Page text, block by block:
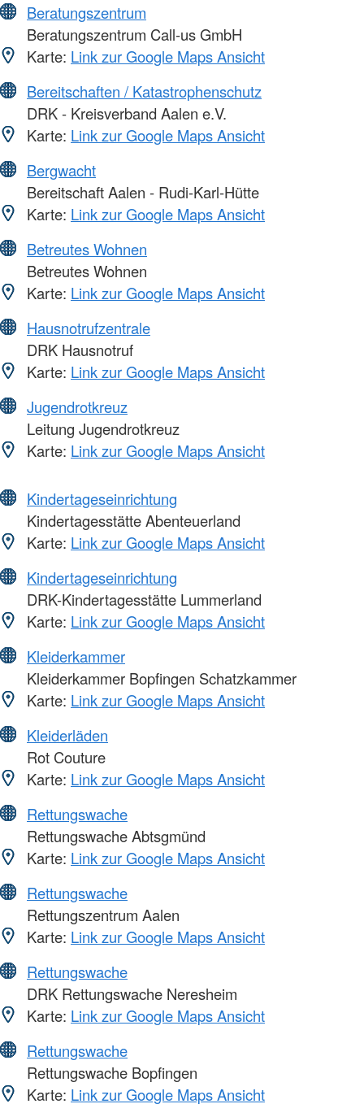
Beratungszentrum
Beratungszentrum Call-us GmbH
Karte: Link zur Google Maps Ansicht
Bereitschaften / Katastrophenschutz
DRK - Kreisverband Aalen e.V.
Karte: Link zur Google Maps Ansicht
Bergwacht
Bereitschaft Aalen - Rudi-Karl-Hütte
Karte: Link zur Google Maps Ansicht
Betreutes Wohnen
Betreutes Wohnen
Karte: Link zur Google Maps Ansicht
Hausnotrufzentrale
DRK Hausnotruf
Karte: Link zur Google Maps Ansicht
Jugendrotkreuz
Leitung Jugendrotkreuz
Karte: Link zur Google Maps Ansicht
Kindertageseinrichtung
Kindertagesstätte Abenteuerland
Karte: Link zur Google Maps Ansicht
Kindertageseinrichtung
DRK-Kindertagesstätte Lummerland
Karte: Link zur Google Maps Ansicht
Kleiderkammer
Kleiderkammer Bopfingen Schatzkammer
Karte: Link zur Google Maps Ansicht
Kleiderläden
Rot Couture
Karte: Link zur Google Maps Ansicht
Rettungswache
Rettungswache Abtsgmünd
Karte: Link zur Google Maps Ansicht
Rettungswache
Rettungszentrum Aalen
Karte: Link zur Google Maps Ansicht
Rettungswache
DRK Rettungswache Neresheim
Karte: Link zur Google Maps Ansicht
Rettungswache
Rettungswache Bopfingen
Karte: Link zur Google Maps Ansicht